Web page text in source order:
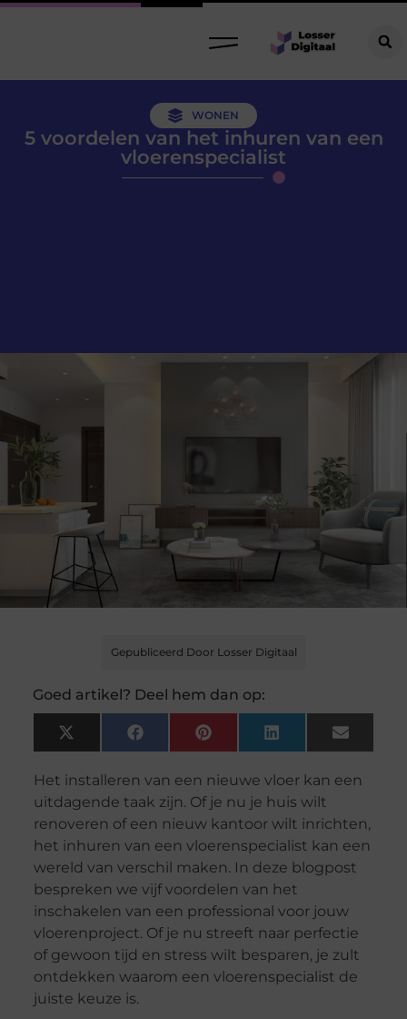
WONEN
5 voordelen van het inhuren van een
vloerenspecialist
Gepubliceerd Door Losser Digitaal
Goed artikel? Deel hem dan op:
X
(Twitter)
FacebookPinterest LinkedIn Email
Het installeren van een nieuwe vloer kan een
uitdagende taak zijn. Of je nu je huis wilt
renoveren of een nieuw kantoor wilt inrichten,
het inhuren van een vloerenspecialist kan een
wereld van verschil maken. In deze blogpost
bespreken we vijf voordelen van het
inschakelen van een professional voor jouw
vloerenproject. Of je nu streeft naar perfectie
of gewoon tijd en stress wilt besparen, je zult
ontdekken waarom een vloerenspecialist de
juiste keuze is.